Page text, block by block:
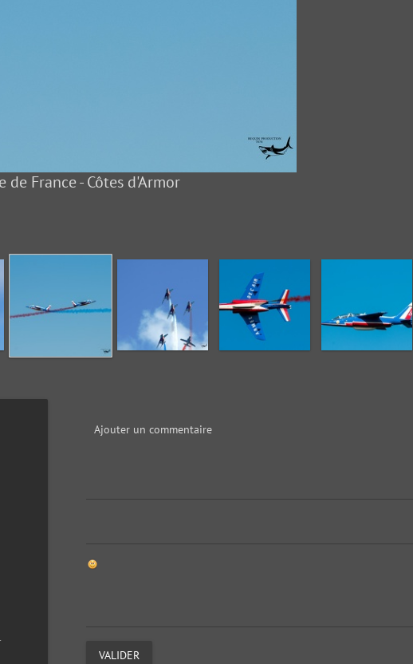
de France - Côtes d'Armor
Ajouter un commentaire
VALIDER